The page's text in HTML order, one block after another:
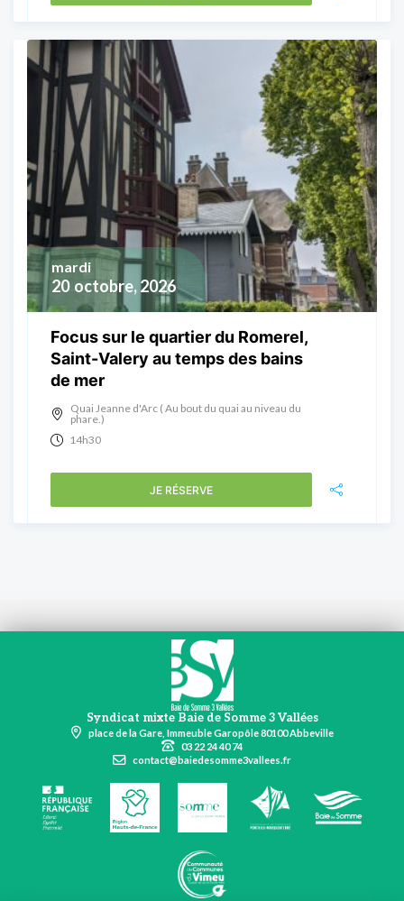
20 octobre, 2026
mardi
Focus sur le quartier du Romerel,
Saint-Valery au temps des bains
de mer
Quai Jeanne d'Arc ( Au bout du quai au niveau du
phare.)
14h30
JE RÉSERVE
Syndicat mixte Baie de Somme 3 Vallées
place de la Gare, Immeuble Garopôle 80100 Abbeville
03 22 24 40 74
contact@baiedesomme3vallees.fr